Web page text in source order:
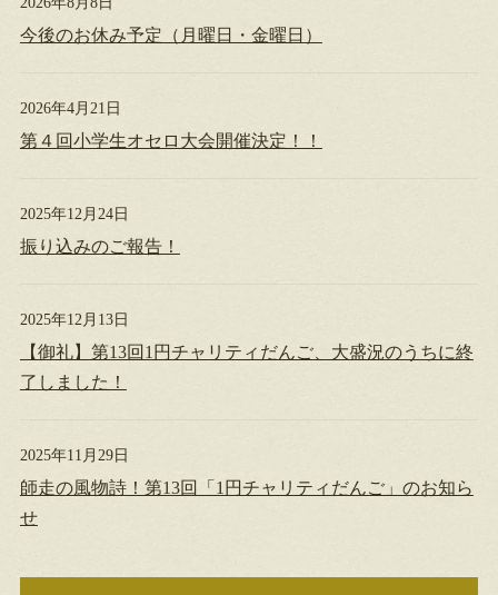
今後のお休み予定（月曜日・金曜日）
2026年4月21日
第４回小学生オセロ大会開催決定！！
2025年12月24日
振り込みのご報告！
2025年12月13日
【御礼】第13回1円チャリティだんご、大盛況のうちに終
了しました！
2025年11月29日
師走の風物詩！第13回「1円チャリティだんご」のお知ら
せ